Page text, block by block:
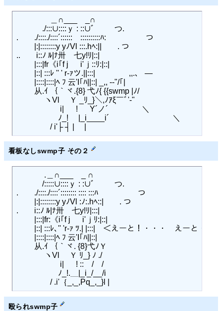
＿∩___　_∩
./:::∪::::ｙ : ::∪ﾞゝ 　 つ.
.　　./::::./::::´::::::　::::::::::ﾊ:　　　　　つ
|:|::::::::y yﾉVl :::.hﾍ:||　　. つ
..　　i::ﾉ ﾙ|ﾅ卅　七y!ﾘ|::|
|:::|fr《i｢f j 　 i'ｊ::ﾘ:|::|
|::| :::ﾚ '' ' r‐ｧツ.||:::|　　　　 ,,.、 ―　￣
|::::|::::|ﾍ ﾌ 云'I｢ﾊ||::| _,, -‐"/｢|
从.ｲ ｛｀ヾ.{8} 弋ﾉ{ {{swmp |ﾉ/
ヽVl 　Ｙ _ﾘ_}＼,ﾉｱξ￣ﾞ'‐"
i| 　 ! 　 Y´ノ´　　　　 ＼
ﾉ_! 　|_i____i´　　　　　　　　＼
看板なしswmp子 その２
.＿∩___　_ ∩
/:::::∪::::ｙ : :∪ﾞゝ 　 つ.
.　　./::::./::::´:::::::: :::: :::ﾊ　　　　　つ
|:|::::::::y yﾉVl :ﾉ:.hﾍ::|　　. つ
.　　i::ﾉ ﾙ|ﾅ卅　七y!ﾘ|:::|
|:::|fr:《i｢f j 　 i'ｊﾘ:|::|
|::| :::ﾚ､'' 'r‐ｧ ﾂ.| |:::|　＜えーと！・・・　えーと・・
|::::|::::|ﾍ ﾌ 云'I｢ﾊ||::|
从.ｲ ｛｀ヾ. {8}弋ﾉＹ
ヽVl 　Ｙ ﾘ_} ﾉ ./
i| 　 ! ::　/　/
ﾉ_!.＿|_i_/__/i
殴られswmp子